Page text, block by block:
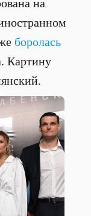
на
боролась
Картину